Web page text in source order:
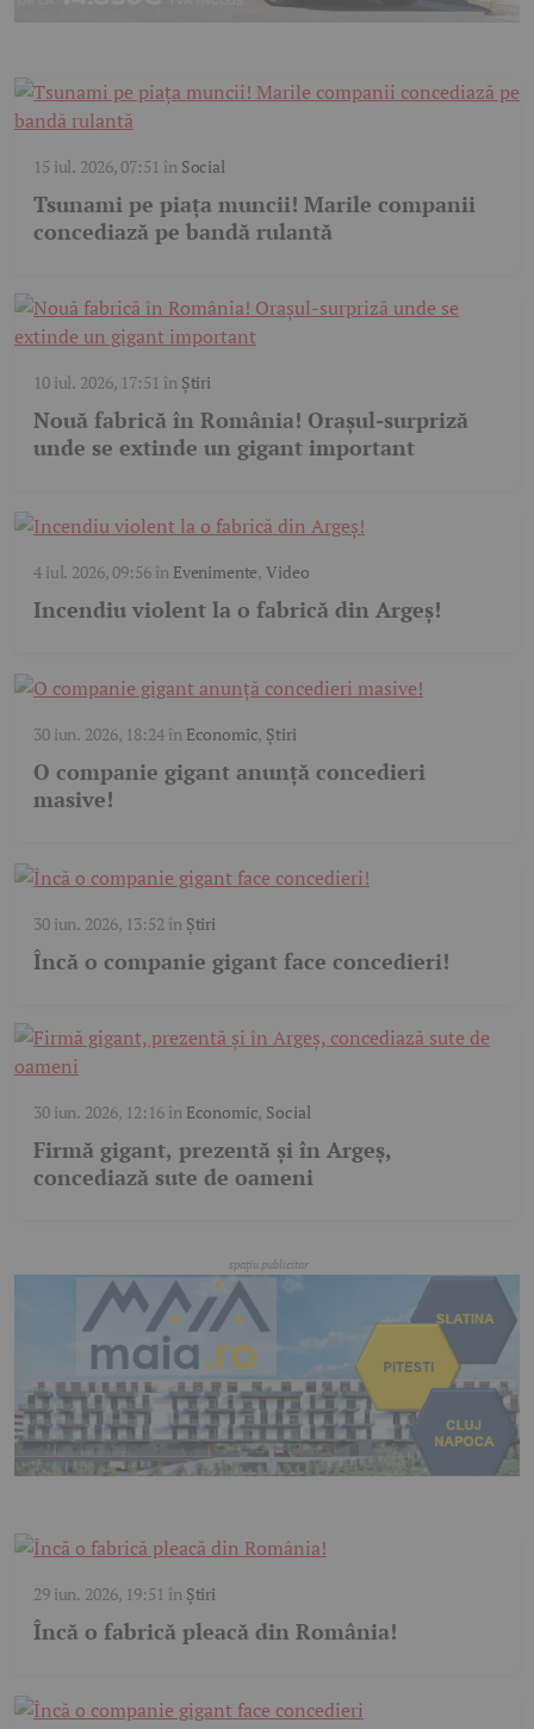
15 iul. 2026, 07:51 în Social
Tsunami pe piața muncii! Marile companii
concediază pe bandă rulantă
10 iul. 2026, 17:51 în Știri
Nouă fabrică în România! Orașul-surpriză
unde se extinde un gigant important
4 iul. 2026, 09:56în Evenimente,Video
Incendiu violent la o fabrică din Argeș!
30 iun. 2026, 18:24în Economic, Știri
O companie gigant anunță concedieri
masive!
30 iun. 2026, 13:52 în Știri
Încă o companie gigant face concedieri!
30 iun. 2026, 12:16în Economic, Social
Firmă gigant, prezentă și în Argeș,
concediază sute de oameni
29 iun. 2026, 19:51 în Știri
Încă o fabrică pleacă din România!